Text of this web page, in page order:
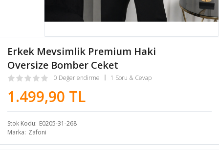
Erkek Mevsimlik Premium Haki
Oversize Bomber Ceket
0 Değerlendirme 1 Soru & Cevap
1.499,90 TL
Stok Kodu E0205-31-268
Marka Zafoni